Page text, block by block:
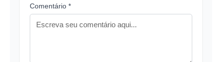
Comentário *